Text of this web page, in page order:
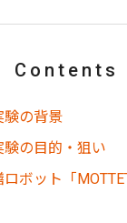
Contents
験の背景
験の目的・狙い
ボット「